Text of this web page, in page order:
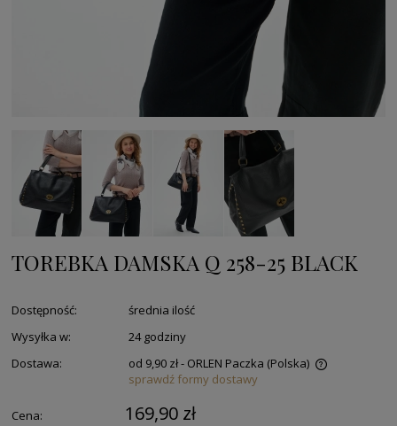
TOREBKA DAMSKA Q 258-25 BLACK
Dostępność:
średnia ilość
Wysyłka w:
24 godziny
Dostawa:
od 9,90 zł- ORLEN Paczka (Polska)
sprawdź formy dostawy
Cena: 169,90 zł